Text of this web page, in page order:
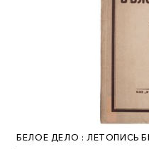
БЕЛОЕ ДЕЛО : ЛЕТОПИСЬ